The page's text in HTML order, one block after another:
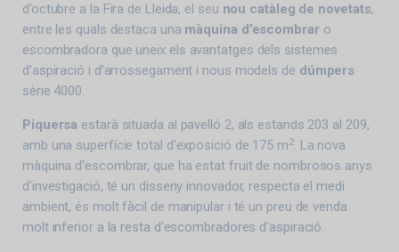
d’octubre a la Fira de Lleida, el seu nou catàleg de novetats,
entre les quals destaca una màquina d’escombraro
escombradora que uneix els avantatges dels sistemes
d’aspiració i d’arrossegament i nous models de dúmpers
sèrie 4000.
Piquersa estarà situada al pavelló 2, als estands 203 al 209,
amb una superfície total d’exposició de 175 m2. La nova
màquina d’escombrar, que ha estat fruit de nombrosos anys
d’investigació, té un disseny innovador, respecta el medi
ambient, és molt fàcil de manipular i té un preu de venda
molt inferior a la resta d’escombradores d’aspiració.